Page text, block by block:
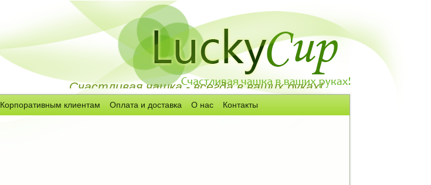
Счастливая чашка - всегда в ваших руках!
Корпоративным клиентам Оплата и доставка О нас Контакты